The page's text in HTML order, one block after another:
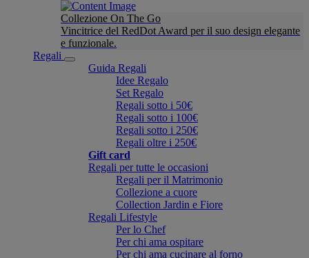
Collezione On The Go
Vincitrice del RedDot Award per il suo design elegante
e funzionale.
Regali
Guida Regali
Idee Regalo
Set Regalo
Regali sotto i 50€
Regali sotto i 100€
Regali sotto i 250€
Regali oltre i 250€
Gift card
Regali per tutte le occasioni
Regali per il Matrimonio
Collezione a cuore
Collection Jardin e Fiore
Regali Lifestyle
Per lo Chef
Per chi ama ospitare
Per chi ama cucinare al forno